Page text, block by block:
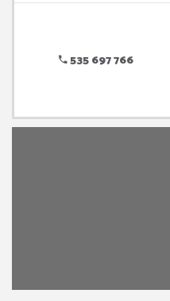
535 697 766